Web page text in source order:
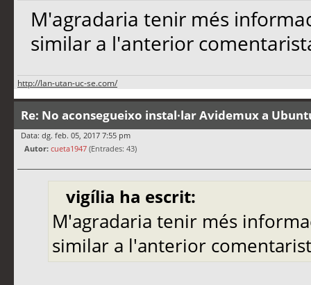
M'agradaria tenir més
similar a l'anterior
http://lan-utan-uc-se.com/
Re: No aconsegueixo instal·lar Avidemux a
Data: dg. feb. 05, 2017 7:55 pm
Autor: cueta1947 (Entrades: 43)
vigília ha escrit:
M'agradaria tenir més
similar a l'anterior